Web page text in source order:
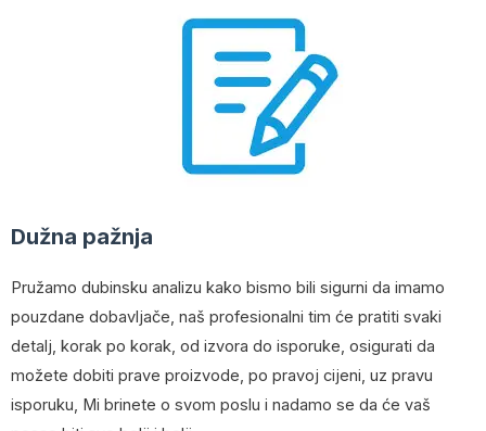
Dužna pažnja
Pružamo dubinsku analizu kako bismo bili sigurni da imamo
pouzdane dobavljače, naš profesionalni tim će pratiti svaki
detalj, korak po korak, od izvora do isporuke, osigurati da
možete dobiti prave proizvode, po pravoj cijeni, uz pravu
isporuku, Mi brinete o svom poslu i nadamo se da će vaš